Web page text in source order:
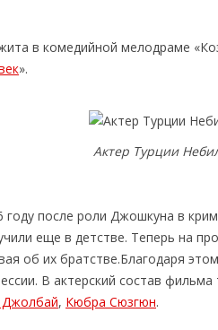
в комедийной мелодраме
».
Актер Турции
году после роли Джошкуна в
еще в детстве. Теперь на
об их братстве.Благодаря
В актерский состав
, Кюбра Сюзгюн.